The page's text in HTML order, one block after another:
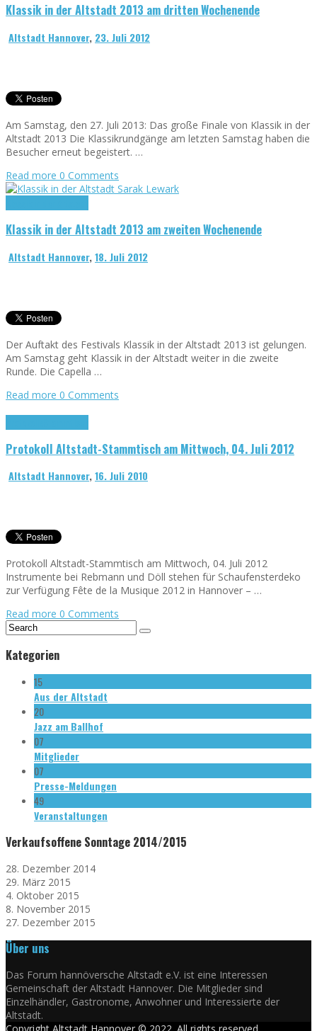
Klassik in der Altstadt 2013 am dritten Wochenende
Altstadt Hannover, 23. Juli 2012
Am Samstag, den 27. Juli 2013: Das große Finale von Klassik in der
Altstadt 2013 Die Klassikrundgänge am letzten Samstag haben die
Besucher erneut begeistert. …
Read more 0 Comments
Klassik in der Altstadt 2013 am zweiten Wochenende
Altstadt Hannover,18. Juli 2012
Der Auftakt des Festivals Klassik in der Altstadt 2013 ist gelungen.
Am Samstag geht Klassik in der Altstadt weiter in die zweite
Runde. Die Capella …
Read more 0 Comments
Protokoll Altstadt-Stammtisch am Mittwoch, 04. Juli 2012
Altstadt Hannover,16. Juli 2010
Protokoll Altstadt-Stammtisch am Mittwoch, 04. Juli 2012
Instrumente bei Rebmann und Döll stehen für Schaufensterdeko
zur Verfügung Fête de la Musique 2012 in Hannover – …
Read more 0 Comments
Kategorien
15
Aus der Altstadt
20
Jazz am Ballhof
07
Mitglieder
07
Presse-Meldungen
49
Veranstaltungen
Verkaufsoffene Sonntage 2014/2015
28. Dezember 2014
29. März 2015
4. Oktober 2015
8. November 2015
27. Dezember 2015
Über uns
Das Forum hannöversche Altstadt e.V. ist eine Interessen
Gemeinschaft der Altstadt Hannover. Die Mitglieder sind
Einzelhändler, Gastronome, Anwohner und Interessierte der
Altstadt.
Copyright Altstadt Hannover © 2022. All rights reserved.